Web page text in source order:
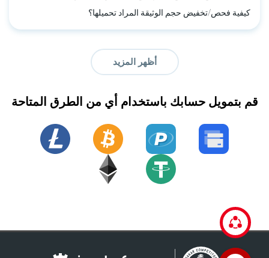
كيفية فحص/تخفيض حجم الوثيقة المراد تحميلها؟
أظهر المزيد
قم بتمويل حسابك باستخدام أي من الطرق المتاحة